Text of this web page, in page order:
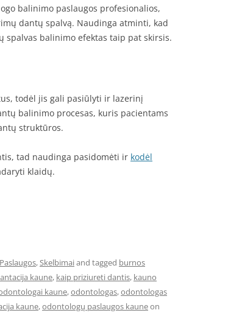
balinimo paslaugos profesionalios,
dantų spalvą. Naudinga atminti, kad
balinimo efektas taip pat skirsis.
todėl jis gali pasiūlyti ir lazerinį
balinimo procesas, kuris pacientams
struktūros.
tad naudinga pasidomėti ir kodėl
klaidų.
Paslaugos,Skelbimaiand tagged burnos
kaune, kaip priziureti dantis, kauno
kaune,odontologas,odontologas
kaune,odontologų paslaugos kauneon